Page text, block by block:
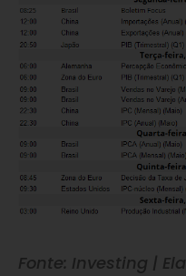
Fonte: Investing |